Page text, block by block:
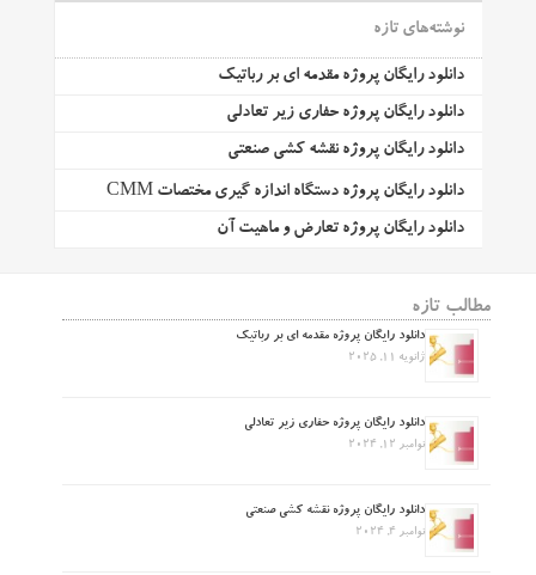
نوشته‌های تازه
دانلود رایگان پروژه مقدمه ای بر رباتیک
دانلود رایگان پروژه حفاری زیر تعادلی
دانلود رایگان پروژه نقشه کشی صنعتی
دانلود رایگان پروژه دستگاه اندازه گیری مختصات CMM
دانلود رایگان پروژه تعارض و ماهیت آن
مطالب تازه
دانلود رایگان پروژه مقدمه ای بر رباتیک
ژانویه 11, 2025
دانلود رایگان پروژه حفاری زیر تعادلی
نوامبر 12, 2024
دانلود رایگان پروژه نقشه کشی صنعتی
نوامبر 4, 2024